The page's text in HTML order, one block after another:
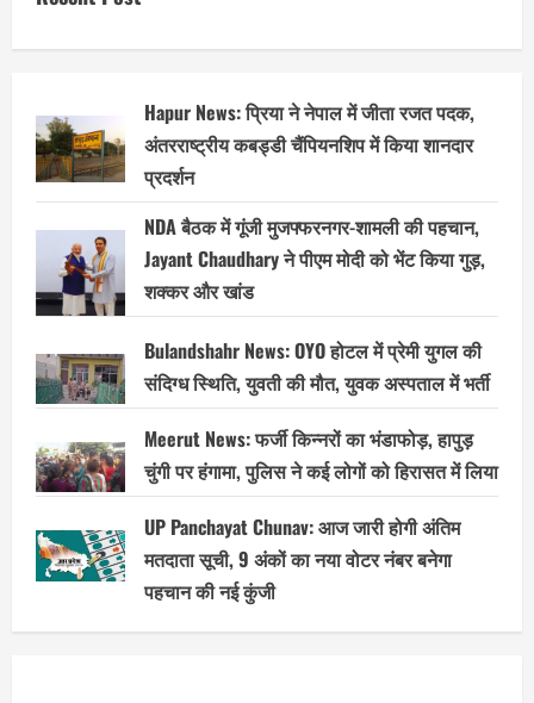
Hapur News: प्रिया ने नेपाल में जीता रजत पदक,
अंतरराष्ट्रीय कबड्डी चैंपियनशिप में किया शानदार
प्रदर्शन
NDA बैठक में गूंजी मुजफ्फरनगर-शामली की पहचान,
Jayant Chaudhary ने पीएम मोदी को भेंट किया गुड़,
शक्कर और खांड
Bulandshahr News: OYO होटल में प्रेमी युगल की
संदिग्ध स्थिति, युवती की मौत, युवक अस्पताल में भर्ती
Meerut News: फर्जी किन्नरों का भंडाफोड़, हापुड़
चुंगी पर हंगामा, पुलिस ने कई लोगों को हिरासत में लिया
UP Panchayat Chunav: आज जारी होगी अंतिम
मतदाता सूची, 9 अंकों का नया वोटर नंबर बनेगा
पहचान की नई कुंजी